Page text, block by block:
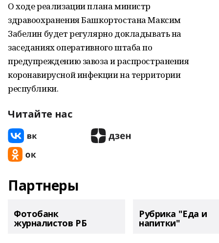
О ходе реализации плана министр
здравоохранения Башкортостана Максим
Забелин будет регулярно докладывать на
заседаниях оперативного штаба по
предупреждению завоза и распространения
коронавирусной инфекции на территории
республики.
Читайте нас
Партнеры
Фотобанк
журналистов РБ
Рубрика "Еда и
напитки"